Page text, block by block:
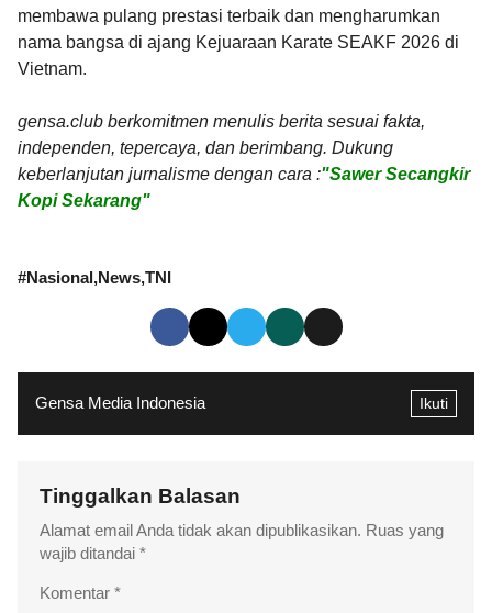
membawa pulang prestasi terbaik dan mengharumkan
nama bangsa di ajang Kejuaraan Karate SEAKF 2026 di
Vietnam.
gensa.club berkomitmen menulis berita sesuai fakta,
independen, tepercaya, dan berimbang. Dukung
keberlanjutan jurnalisme dengan cara :"Sawer Secangkir
Kopi Sekarang"
#Nasional News TNI
Gensa Media Indonesia Ikuti
Tinggalkan Balasan
Alamat email Anda tidak akan dipublikasikan. Ruas yang
wajib ditandai *
Komentar *